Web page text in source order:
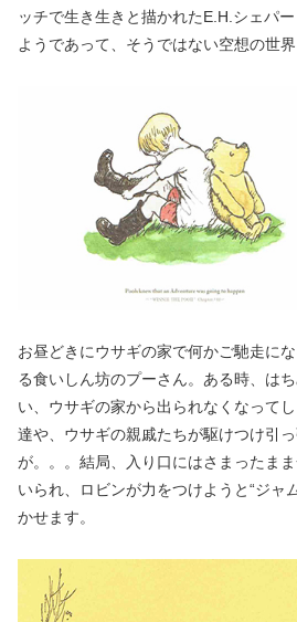
ッチで生き生きと描かれたE.H.シェパ
ようであって、そうではない空想の世界
お昼どきにウサギの家で何かご馳走に
る食いしん坊のプーさん。ある時、は
い、ウサギの家から出られなくなって
達や、ウサギの親戚たちが駆けつけ引
が。。。結局、入り口にはさまったま
いられ、ロビンが力をつけようと“ジャ
かせます。